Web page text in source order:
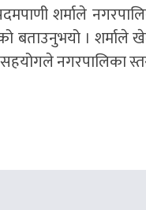
शर्माले
। शर्माले
नगरपालिका